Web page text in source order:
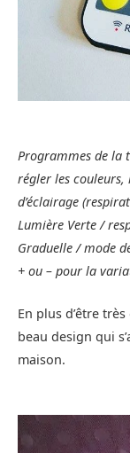
Programmes de la
régler les couleurs,
d’éclairage
Lumière Verte /
Graduelle / mode
+ ou – pour la
En plus d’être
beau design qui
maison.